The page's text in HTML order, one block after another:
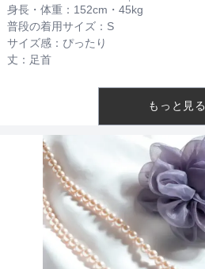
ファスナー 背後
身長・体重： 152cm・ 45kg
普段の着用サイズ： S
サイズ感： ぴったり
丈： 足首
もっと見る